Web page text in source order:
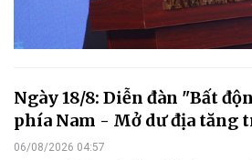
Ngày 18/8: Diễn đàn "Bất
phía Nam - Mở dư địa tăng
06/08/2026 04:57